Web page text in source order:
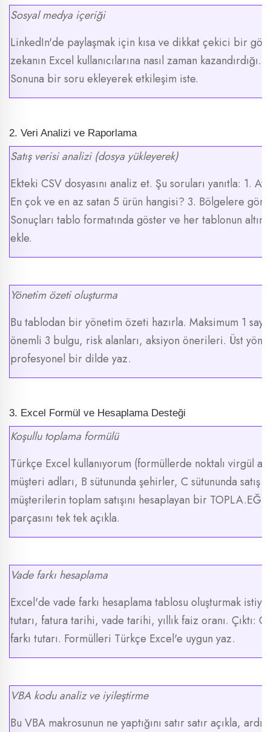
Sosyal medya içeriği
LinkedIn'de paylaşmak için kısa ve dikkat çekici bir
zekanın Excel kullanıcılarına nasıl zaman
Sonuna bir soru ekleyerek etkileşim iste.
2. Veri Analizi ve Raporlama
Satış verisi analizi (dosya yükleyerek)
Ekteki CSV dosyasını analiz et. Şu soruları yanıtla: 1.
En çok ve en az satan 5 ürün hangisi? 3. Bölgelere göre
Sonuçları tablo formatında göster ve her tablonun
ekle.
Yönetim özeti oluşturma
Bu tablodan bir yönetim özeti hazırla. Maksimum 1
önemli 3 bulgu, risk alanları, aksiyon önerileri. Üst
profesyonel bir dilde yaz.
3. Excel Formül ve Hesaplama Desteği
Koşullu toplama formülü
Türkçe Excel kullanıyorum (formüllerde noktalı virgül
müşteri adları, B sütununda şehirler, C sütununda satış
müşterilerin toplam satışını hesaplayan bir
parçasını tek tek açıkla.
Vade farkı hesaplama
Excel'de vade farkı hesaplama tablosu oluşturmak
tutarı, fatura tarihi, vade tarihi, yıllık faiz oranı. Çıktı:
farkı tutarı. Formülleri Türkçe Excel'e uygun yaz.
VBA kodu analiz ve iyileştirme
Bu VBA makrosunun ne yaptığını satır satır açıkla,